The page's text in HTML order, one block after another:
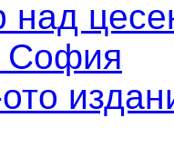
над
София